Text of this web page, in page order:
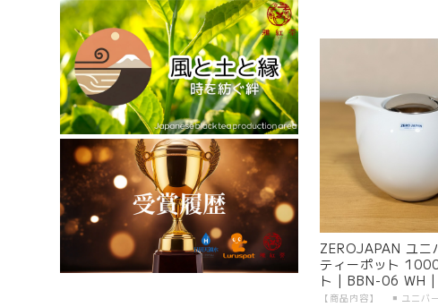
ZEROJAPAN ユニ
ティーポット
ト | BBN-06 WH |
美濃焼